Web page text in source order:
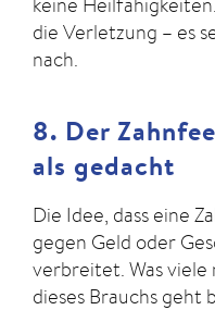
die Verletzung – es
nach.
8. Der
als gedacht
Die Idee, dass eine
gegen Geld oder
verbreitet. Was viele
dieses Brauchs geht